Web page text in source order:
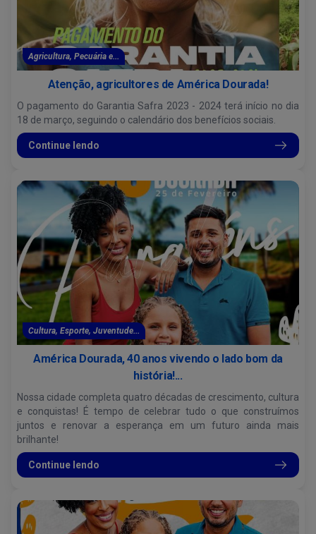
Agricultura, Pecuária e...
Atenção, agricultores de América Dourada!
O pagamento do Garantia Safra 2023 - 2024 terá início no dia
18 de março, seguindo o calendário dos benefícios sociais.
Continue lendo
Cultura, Esporte, Juventude...
América Dourada, 40 anos vivendo o lado bom da
história!...
Nossa cidade completa quatro décadas de crescimento, cultura
e conquistas! É tempo de celebrar tudo o que construímos
juntos e renovar a esperança em um futuro ainda mais
brilhante!
Continue lendo